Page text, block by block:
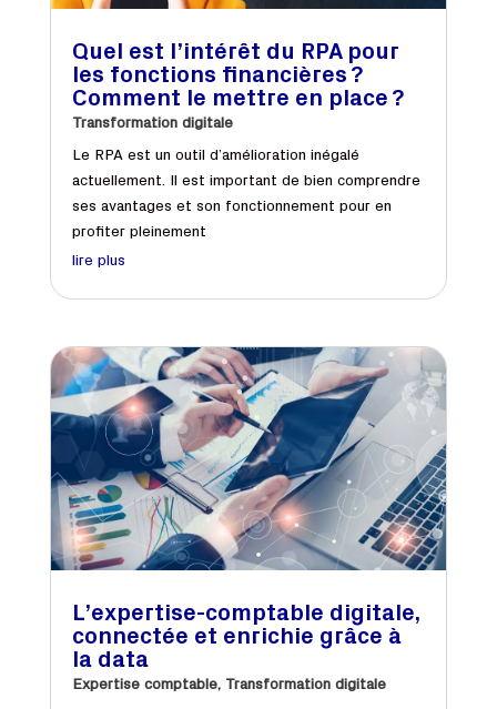
Quel est l’intérêt du RPA pour
les fonctions financières ?
Comment le mettre en place ?
Transformation digitale
Le RPA est un outil d’amélioration inégalé
actuellement. Il est important de bien comprendre
ses avantages et son fonctionnement pour en
profiter pleinement
lire plus
L’expertise-comptable digitale,
connectée et enrichie grâce à
la data
Expertise comptable, Transformation digitale